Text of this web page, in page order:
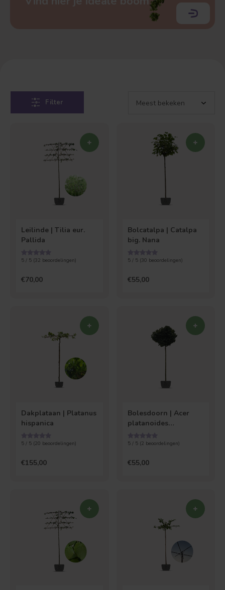
Filter
Leilinde | Tilia eur.
Pallida
5 / 5 (32 beoordelingen)
€70,00
Bolcatalpa | Catalpa
big. Nana
5 / 5 (30 beoordelingen)
€55,00
Dakplataan | Platanus
hispanica
5 / 5 (20 beoordelingen)
€155,00
Bolesdoorn | Acer
platanoides
5 / 5 (2 beoordelingen)
€55,00